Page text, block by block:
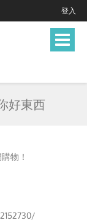
登入
Toggle
好東西
物！